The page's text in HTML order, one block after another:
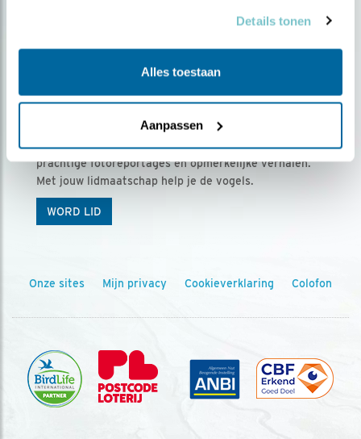
Details tonen
Alles toestaan
Aanpassen
Ontvang 5 x Vogels voor € 36,00 per jaar
Vogels is het tijdschrift voor onze leden, met
prachtige fotoreportages en opmerkelijke verhalen.
Met jouw lidmaatschap help je de vogels.
WORD LID
Onze sites Mijn privacy Cookieverklaring Colofon